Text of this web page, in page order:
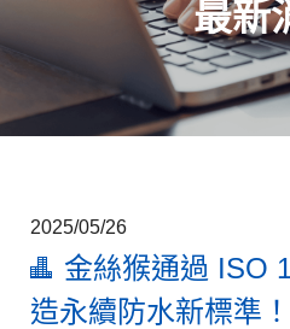
最新
2025/05/26
金絲猴通過 ISO
造永續防水新標準！